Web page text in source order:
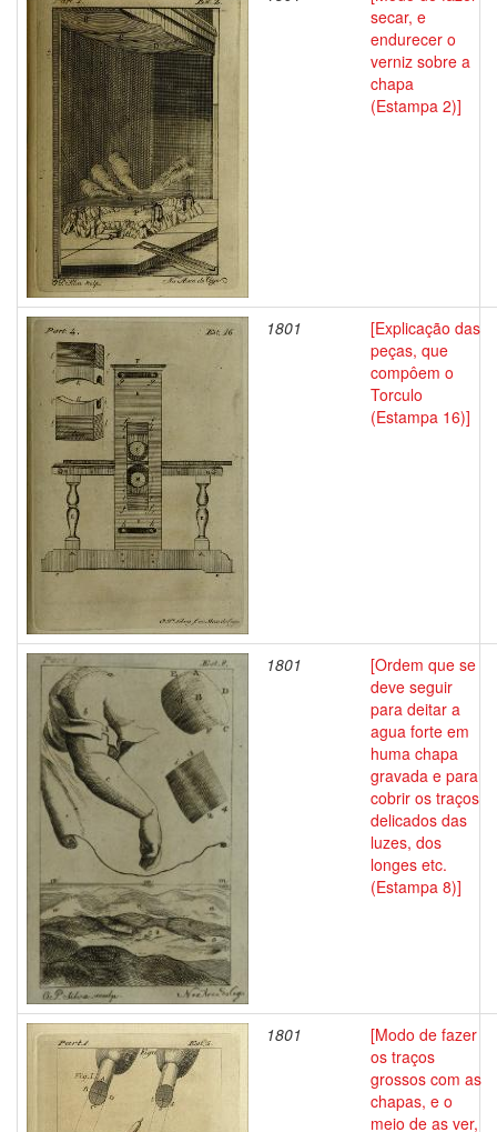
secar, e
endurecer o
verniz sobre a
chapa
(Estampa 2)]
1801
[Explicação das
peças, que
compôem o
Torculo
(Estampa 16)]
1801
[Ordem que se
deve seguir
para deitar a
agua forte em
huma chapa
gravada e para
cobrir os traços
delicados das
luzes, dos
longes etc.
(Estampa 8)]
1801
[Modo de fazer
os traços
grossos com as
chapas, e o
meio de as ver,